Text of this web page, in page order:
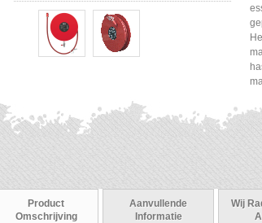
Product
Omschrijving
Aanvullende
Informatie
Wij